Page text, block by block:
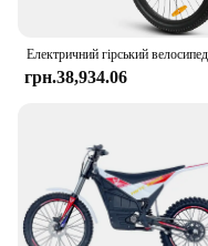
грн.38,934.06